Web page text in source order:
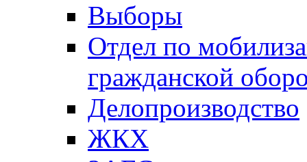
Выборы
Отдел по
гражданской
Делопроизводство
ЖКХ